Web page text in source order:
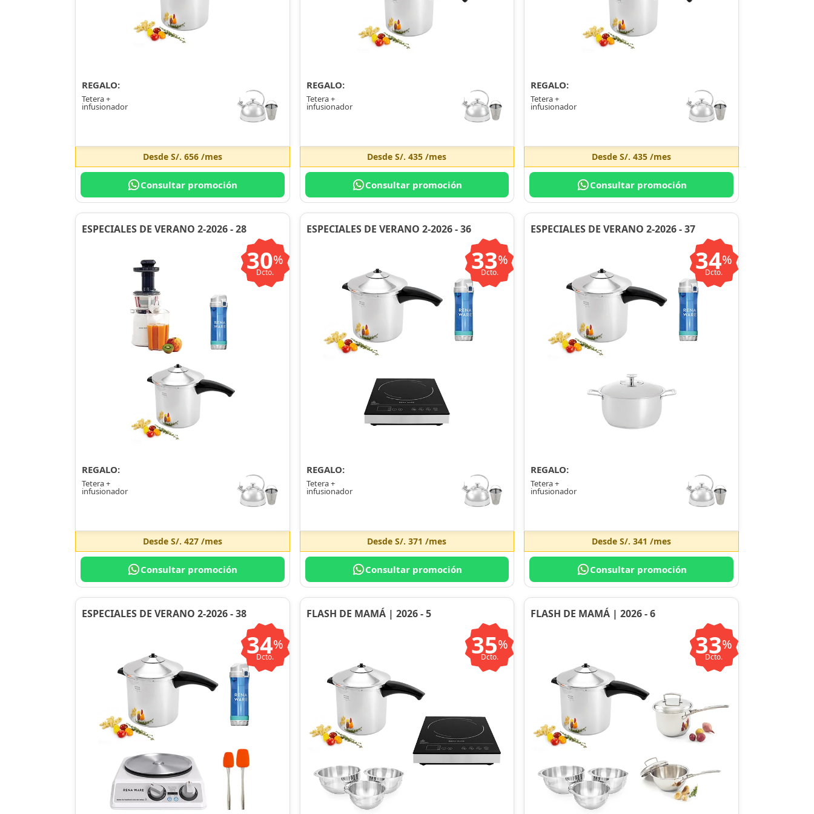
REGALO:
Tetera +
infusionador
Desde S/. 656/mes
Consultar promoción
REGALO:
Tetera +
infusionador
DesdeS/. 435 /mes
Consultar promoción
REGALO:
Tetera +
infusionador
DesdeS/. 435 /mes
Consultar promoción
ESPECIALES DE VERANO 2-2026 - 28
30%
Dcto.
REGALO:
Tetera +
infusionador
Desde S/. 427/mes
Consultar promoción
ESPECIALES DE VERANO 2-2026 - 36
33%
Dcto.
REGALO:
Tetera +
infusionador
DesdeS/. 371 /mes
Consultar promoción
ESPECIALES DE VERANO 2-2026 - 37
34%
Dcto.
REGALO:
Tetera +
infusionador
DesdeS/. 341 /mes
Consultar promoción
ESPECIALES DE VERANO 2-2026 - 38
34%
Dcto.
FLASH DE MAMÁ | 2026 - 5
35%
Dcto.
FLASH DE MAMÁ | 2026 - 6
33%
Dcto.